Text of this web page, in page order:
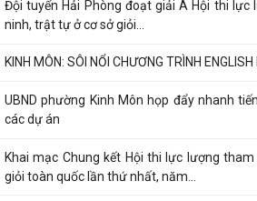
Đội tuyển Hải Phòng đoạt giải A Hội thi lực
ninh, trật tự ở cơ sở giỏi...
KINH MÔN: SÔI NỔI CHƯƠNG TRÌNH
UBND phường Kinh Môn họp đẩy nhanh
các dự án
Khai mạc Chung kết Hội thi lực lượng
giỏi toàn quốc lần thứ nhất, năm...